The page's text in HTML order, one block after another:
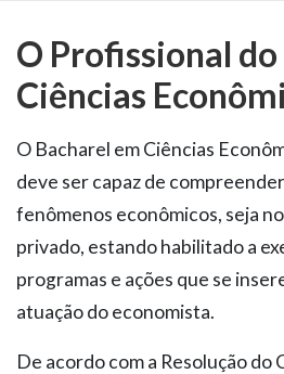
O Profissional
Ciências
O Bacharel em Ciências
deve ser capaz de
fenômenos econômicos, seja
privado, estando habilitado a
programas e ações que se
atuação do economista.
De acordo com a Resolução do